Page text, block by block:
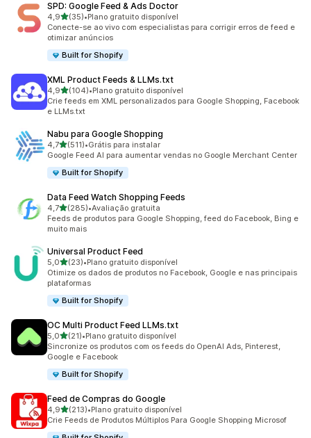
SPD: Google Feed & Ads Doctor
4,9de 5 estrelas
(35)
35 avaliações ao todo
•Plano gratuito disponível
Conecte-se ao vivo com especialistas para corrigir erros de feed e
otimizar anúncios
Built for Shopify
XML Product Feeds & LLMs.txt
4,9de 5 estrelas
(104)
104 avaliações ao todo
•Plano gratuito disponível
Crie feeds em XML personalizados para Google Shopping, Facebook
e LLMs.txt
Nabu para Google Shopping
4,7de 5 estrelas
(511)
511 avaliações ao todo
•Grátis para instalar
Google Feed AI para aumentar vendas no Google Merchant Center
Built for Shopify
Data Feed Watch Shopping Feeds
4,7de 5 estrelas
(285)
285 avaliações ao todo
•Avaliação gratuita
Feeds de produtos para Google Shopping, feed do Facebook, Bing e
muito mais
Universal Product Feed
5,0de 5 estrelas
(23)
23 avaliações ao todo
•Plano gratuito disponível
Otimize os dados de produtos no Facebook, Google e nas principais
plataformas
Built for Shopify
OC Multi Product Feed LLMs.txt
5,0de 5 estrelas
(21)
21 avaliações ao todo
•Plano gratuito disponível
Sincronize os produtos com os feeds do OpenAI Ads, Pinterest,
Google e Facebook
Built for Shopify
Feed de Compras do Google
4,9de 5 estrelas
(213)
213 avaliações ao todo
•Plano gratuito disponível
Crie Feeds de Produtos Múltiplos Para Google Shopping Microsof